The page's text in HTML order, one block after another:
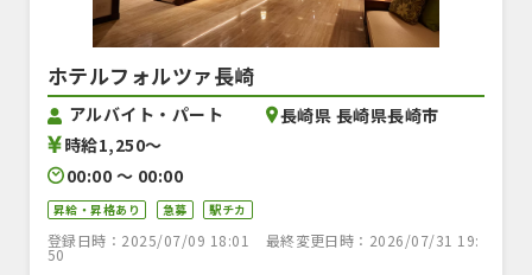
ホテルフォルツァ長崎
アルバイト・パート
時給1,250〜
00:00 〜 00:00
長崎県 長崎県長崎市
昇給・昇格あり 急募 駅チカ
登録日時：2025/07/09 18:01 最終変更日時：2026/07/31 19:
50